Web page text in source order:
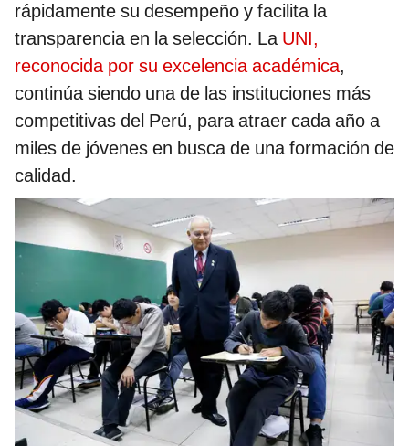
rápidamente su desempeño y facilita la
transparencia en la selección. La UNI,
reconocida por su excelencia académica,
continúa siendo una de las instituciones más
competitivas del Perú, para atraer cada año a
miles de jóvenes en busca de una formación de
calidad.